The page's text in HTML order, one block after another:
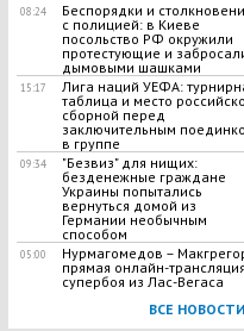
08:24
Беспорядки и
с полицией: в Киеве
посольство РФ окружили
протестующие и
дымовыми шашками
15:17
Лига наций УЕФА:
таблица и место
сборной перед
заключительным
в группе
09:34
"Безвиз" для нищих:
безденежные граждане
Украины попытались
вернуться домой из
Германии необычным
способом
05:00
Нурмагомедов –
прямая онлайн-трансляция
супербоя из Лас-Вегаса
ВСЕ